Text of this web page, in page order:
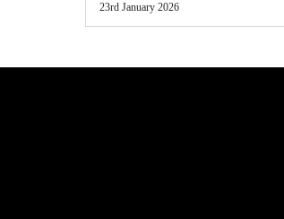
23rd January 2026